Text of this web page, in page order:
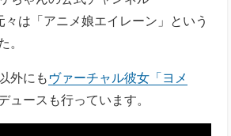
々は「アニメ娘エイレーン」という
。
外にも ヴァーチャル彼女「ヨメ
ュースも行っています。